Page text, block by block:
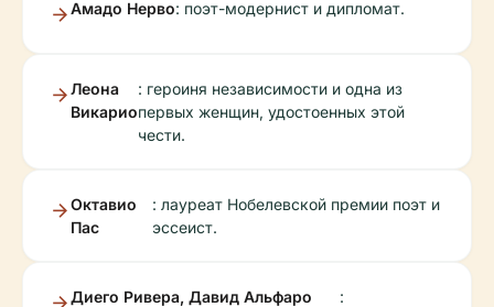
Амадо Нерво: поэт-модернист и дипломат.
Леона
Викарио
: героиня независимости и одна из
первых женщин, удостоенных этой
чести.
Октавио
Пас
: лауреат Нобелевской премии поэт и
эссеист.
Диего Ривера, Давид Альфаро
: